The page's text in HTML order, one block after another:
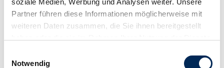
soziale Medien, Werbung und Analysen weiter. Unsere
Partner führen diese Informationen möglicherweise mit
weiteren Daten zusammen, die Sie ihnen bereitgestellt
Notwendig
Körper, wie z.B. einer Abnahme der Muskelmasse und
Eine starke und gesunde Beckenbodenmuskulatur ist